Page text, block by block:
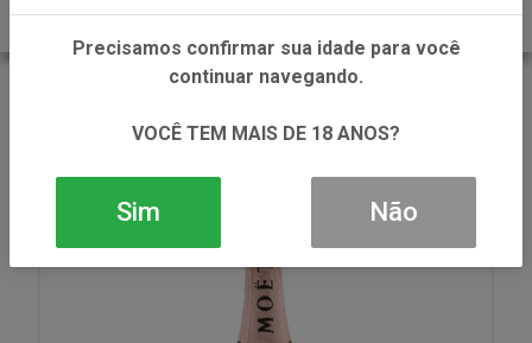
Precisamos confirmar sua idade para você
continuar navegando.
VOCÊ TEM MAIS DE 18 ANOS?
Sim Não